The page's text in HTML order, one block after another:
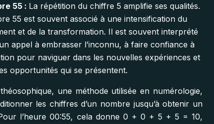
55 : La répétition du chiffre 5 amplifie ses qualités.
55 est souvent associé à une intensification du
et de la transformation. Il est souvent interprété
appel à embrasser l’inconnu, à faire confiance à
pour naviguer dans les nouvelles expériences et
opportunités qui se présentent.
une méthode utilisée en numérologie,
les chiffres d’un nombre jusqu’à obtenir un
l’heure 00:55, cela donne 0 + 0 + 5 + 5 = 10,